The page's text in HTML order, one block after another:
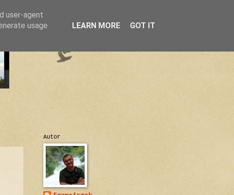
Autor
user-agent
usage
LEARN MORE GOT IT